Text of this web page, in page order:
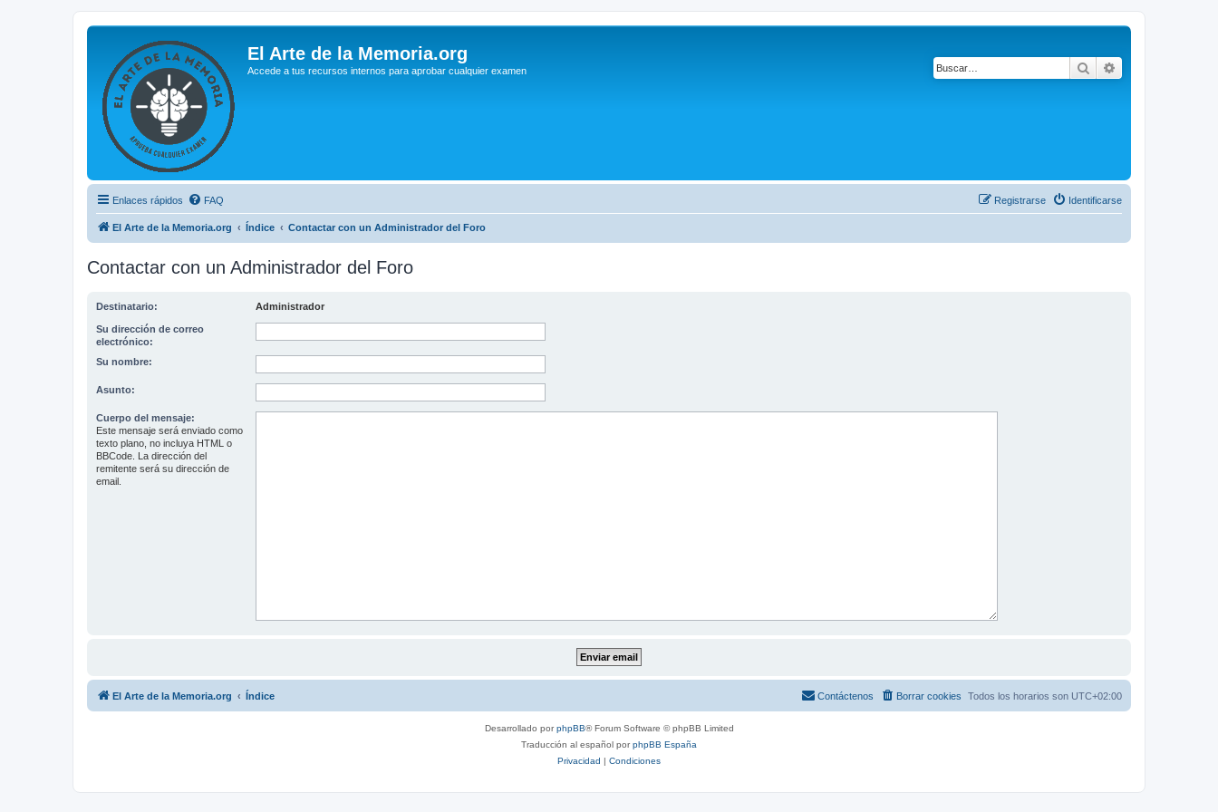
El Arte de la Memoria.org
Accede a tus recursos internos para aprobar cualquier examen Buscar
Enlaces rápidos FAQ Identificarse
Registrarse
El Arte de la Memoria.org Índice Contactar con un Administrador del Foro
Contactar con un Administrador del Foro
Destinatario: Administrador
Su dirección de correo
electrónico:
Su nombre:
Asunto:
Cuerpo del mensaje:
Este mensaje será enviado como
texto plano, no incluya HTML o
BBCode. La dirección del
remitente será su dirección de
email.
El Arte de la Memoria.org Índice Todos los horarios son UTC+02:00
Borrar cookies
Contáctenos
Desarrollado porphpBB® Forum Software © phpBB Limited
Traducción al español porphpBB España
Privacidad | Condiciones